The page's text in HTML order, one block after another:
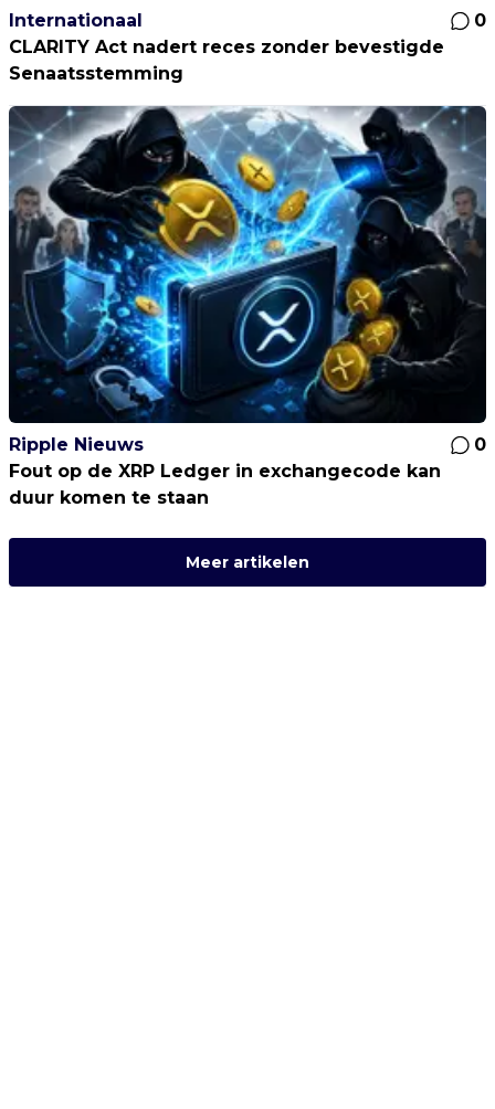
Internationaal
0
CLARITY Act nadert reces zonder bevestigde
Senaatsstemming
Ripple Nieuws
0
Fout op de XRP Ledger in exchangecode kan
duur komen te staan
Meer artikelen